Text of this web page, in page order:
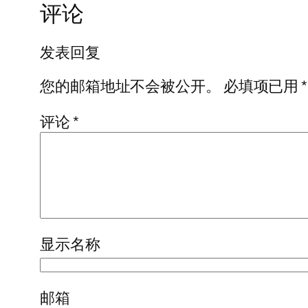
评论
发表回复
您的邮箱地址不会被公开。
必填项已用*
评论*
显示名称
邮箱